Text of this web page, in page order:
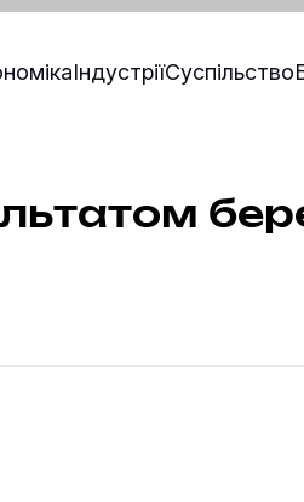
ІндустріїСуспільство